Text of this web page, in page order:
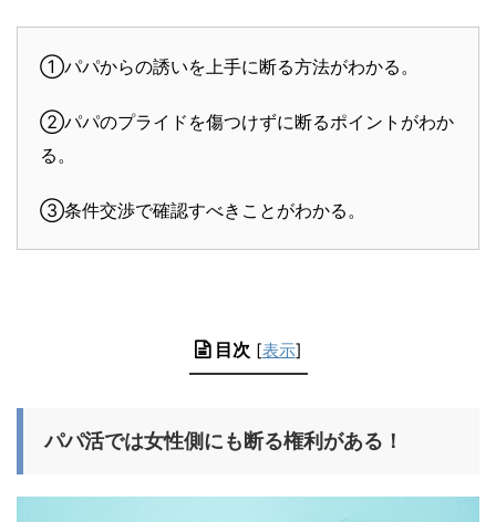
①パパからの誘いを上手に断る方法がわかる。
②パパのプライドを傷つけずに断るポイントがわか
る。
③条件交渉で確認すべきことがわかる。
目次 [表示]
パパ活では女性側にも断る権利がある！